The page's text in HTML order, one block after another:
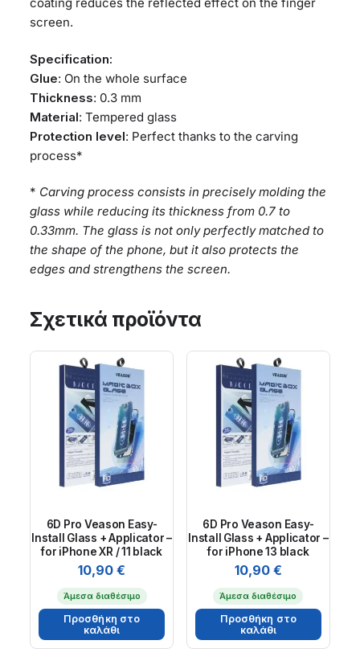
screen.
Specification:
Glue: On the whole surface
Thickness: 0.3 mm
Material: Tempered glass
Protection level: Perfect thanks to the carving
process*
* Carving process consists in precisely molding the
glass while reducing its thickness from 0.7 to
0.33mm. The glass is not only perfectly matched to
the shape of the phone, but it also protects the
edges and strengthens the screen.
Σχετικά προϊόντα
6D Pro Veason Easy-
Install Glass + Applicator –
for iPhone XR / 11 black
10,90€
Άμεσα διαθέσιμο
Προσθήκη στο
καλάθι
6D Pro Veason Easy-
Install Glass + Applicator –
for iPhone 13 black
10,90 €
Άμεσα διαθέσιμο
Προσθήκη στο
καλάθι